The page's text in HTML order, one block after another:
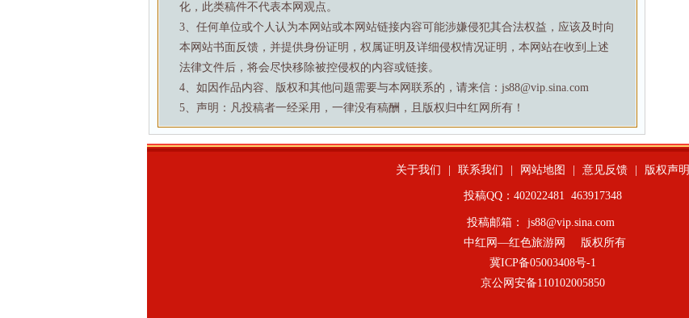
化，此类稿件不代表本网观点。
3、任何单位或个人认为本网站或本网站链接内容可能涉嫌侵犯其合法权益，应该及时向
本网站书面反馈，并提供身份证明，权属证明及详细侵权情况证明，本网站在收到上述
法律文件后，将会尽快移除被控侵权的内容或链接。
4、如因作品内容、版权和其他问题需要与本网联系的，请来信：js88@vip.sina.com
5、声明：凡投稿者一经采用，一律没有稿酬，且版权归中红网所有！
关于我们 联系我们 网站地图 意见反馈 版权声明
投稿QQ：402022481 463917348
投稿邮箱：
js88@vip.sina.com
中红网—红色旅游网
版权所有
冀ICP备05003408号-1
京公网安备110102005850